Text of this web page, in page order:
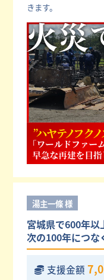
きます。
湯主一條 様
宮城県で600年以
次の100年につな
支援金額